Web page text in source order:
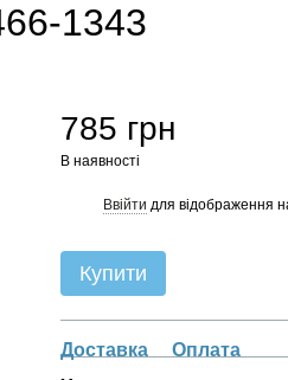
1343
785 грн
В наявності
Ввійти для відображення
Купити
Доставка
Оплата